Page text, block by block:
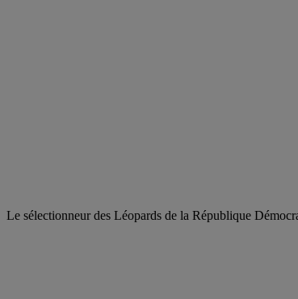
Le sélectionneur des Léopards de la République